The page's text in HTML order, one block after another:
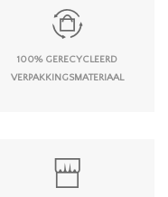
100% GERECYCLEERD
VERPAKKINGSMATERIAAL